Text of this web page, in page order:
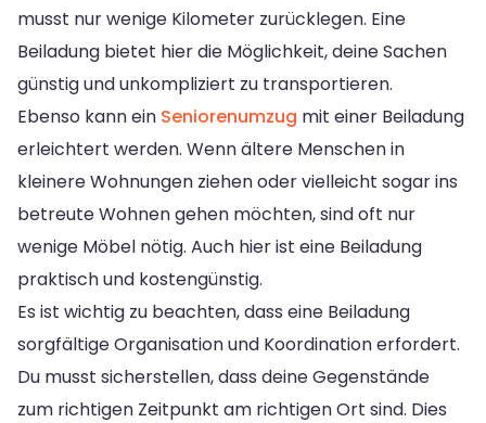
musst nur wenige Kilometer zurücklegen. Eine
Beiladung bietet hier die Möglichkeit, deine Sachen
günstig und unkompliziert zu transportieren.
Ebenso kann ein Seniorenumzug mit einer Beiladung
erleichtert werden. Wenn ältere Menschen in
kleinere Wohnungen ziehen oder vielleicht sogar ins
betreute Wohnen gehen möchten, sind oft nur
wenige Möbel nötig. Auch hier ist eine Beiladung
praktisch und kostengünstig.
Es ist wichtig zu beachten, dass eine Beiladung
sorgfältige Organisation und Koordination erfordert.
Du musst sicherstellen, dass deine Gegenstände
zum richtigen Zeitpunkt am richtigen Ort sind. Dies